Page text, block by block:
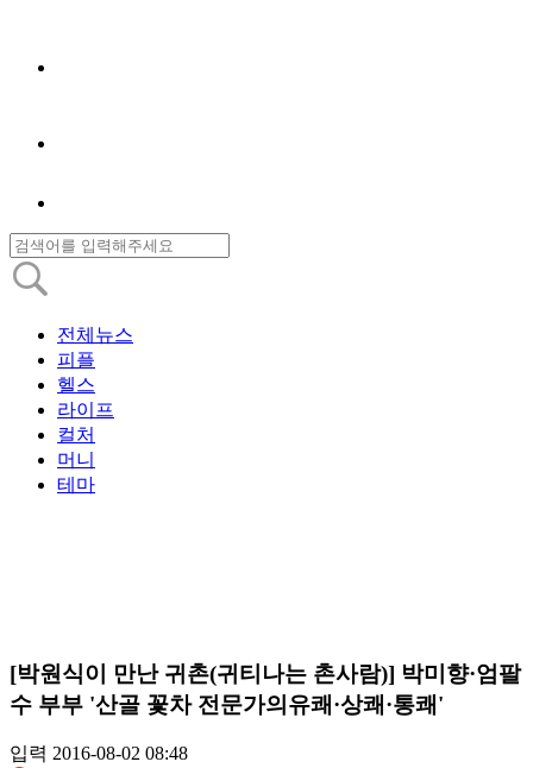
전체뉴스
피플
헬스
라이프
컬처
머니
테마
[박원식이 만난 귀촌(귀티나는 촌사람)] 박미향·엄팔
수 부부 '산골 꽃차 전문가의유쾌·상쾌·통쾌'
입력 2016-08-02 08:48